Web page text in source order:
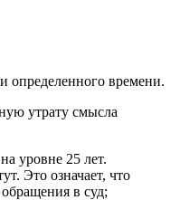
определенного времени.
утрату смысла
уровне 25 лет.
Это означает, что
в суд;